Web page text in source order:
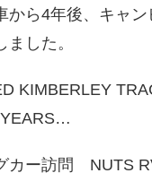
から4年後、キャ
ました。
KIMBERLEY
カー訪問 NUTS